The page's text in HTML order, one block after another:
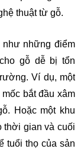
thuật từ gỗ.
như những điểm
gỗ dễ bị tổn
Ví dụ, một
bắt đầu xâm
Hoặc một khu
thời gian và cuối
tuổi thọ của sản